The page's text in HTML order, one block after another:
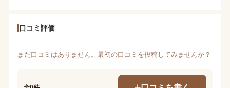
口コミ評価
まだ口コミはありません。最初の口コミを投稿してみませんか？